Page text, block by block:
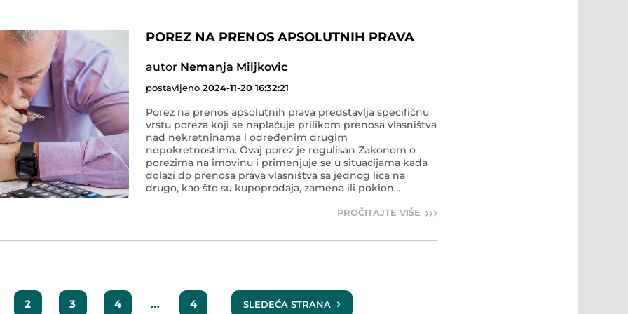
POREZ NA PRENOS APSOLUTNIH PRAVA
autor Nemanja Miljkovic
postavljeno 2024-11-20 16:32:21
Porez na prenos apsolutnih prava predstavlja specifičnu
vrstu poreza koji se naplaćuje prilikom prenosa vlasništva
nad nekretninama i određenim drugim
nepokretnostima. Ovaj porez je regulisan Zakonom o
porezima na imovinu i primenjuje se u situacijama kada
dolazi do prenosa prava vlasništva sa jednog lica na
drugo, kao što su kupoprodaja, zamena ili poklon
na prenos apsolutnih prava spada u kategoriju
sam posed imovine.
PROČITAJTE VIŠE ›››
2 3 4 … 4 SLEDEĆA STRANA ›